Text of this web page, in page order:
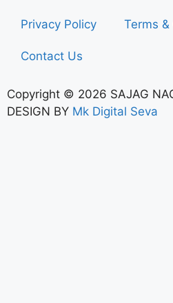
Privacy Policy Terms
Contact Us
Copyright © 2026 SAJAG
DESIGN BY Mk Digital Seva